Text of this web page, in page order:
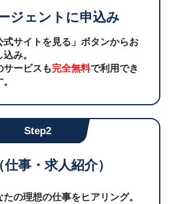
ジェントに申込み
式サイトを見る」ボタンからお
み。
サービスも完全無料で利用でき
Step2
事・求人紹介）
たの理想の仕事をヒアリング。